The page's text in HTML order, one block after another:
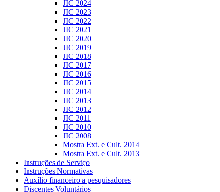
JIC 2024
JIC 2023
JIC 2022
JIC 2021
JIC 2020
JIC 2019
JIC 2018
JIC 2017
JIC 2016
JIC 2015
JIC 2014
JIC 2013
JIC 2012
JIC 2011
JIC 2010
JIC 2008
Mostra Ext. e Cult. 2014
Mostra Ext. e Cult. 2013
Instruções de Serviço
Instruções Normativas
Auxílio financeiro a pesquisadores
Discentes Voluntários